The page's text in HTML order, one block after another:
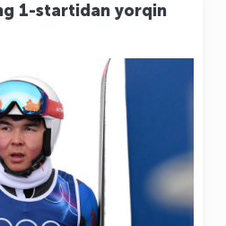
1-startidan yorqin